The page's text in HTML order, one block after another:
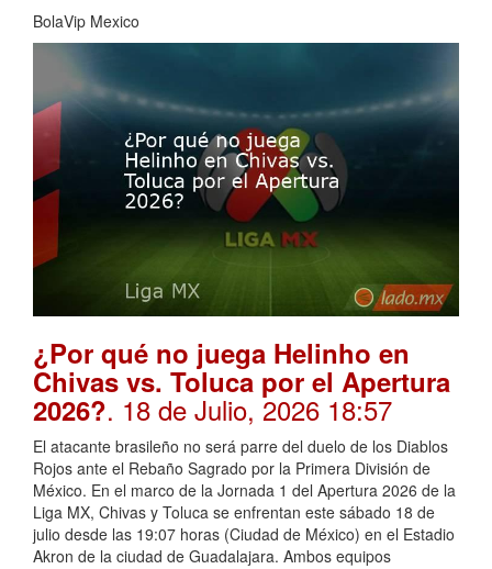
BolaVip Mexico
¿Por qué no juega Helinho en
Chivas vs. Toluca por el Apertura
2026?. 18 de Julio, 2026 18:57
El atacante brasileño no será parre del duelo de los Diablos
Rojos ante el Rebaño Sagrado por la Primera División de
México. En el marco de la Jornada 1 del Apertura 2026 de la
Liga MX, Chivas y Toluca se enfrentan este sábado 18 de
julio desde las 19:07 horas (Ciudad de México) en el Estadio
Akron de la ciudad de Guadalajara. Ambos equipos